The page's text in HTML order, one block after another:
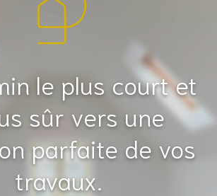
le plus court et
sûr vers une
parfaite de vos
travaux.